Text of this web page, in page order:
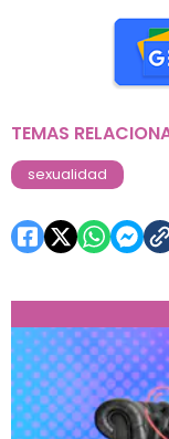
TEMAS
sexualidad